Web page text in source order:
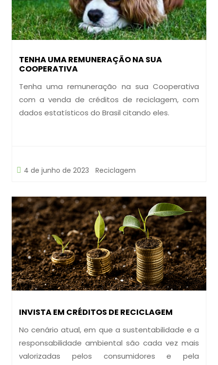
TENHA UMA REMUNERAÇÃO NA SUA
COOPERATIVA
Tenha uma remuneração na sua Cooperativa
com a venda de créditos de reciclagem, com
dados estatísticos do Brasil citando eles.
4 de junho de 2023 Reciclagem
INVISTA EM CRÉDITOS DE RECICLAGEM
No cenário atual, em que a sustentabilidade e a
responsabilidade ambiental são cada vez mais
valorizadas pelos consumidores e pela